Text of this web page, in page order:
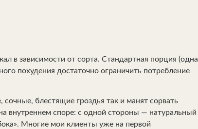
в зависимости от сорта. Стандартная порция (одна
похудения достаточно ограничить потребление
блестящие гроздья так и манят сорвать
внутреннем споре: с одной стороны — натуральный
Многие мои клиенты уже на первой